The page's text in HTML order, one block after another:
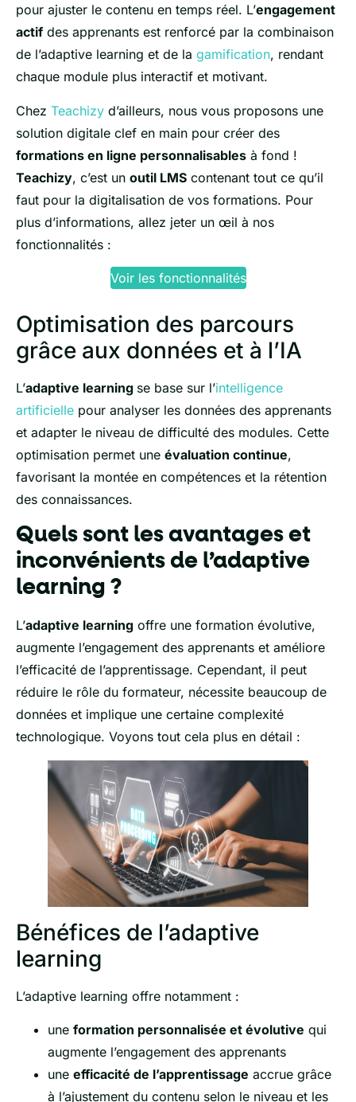
pour ajuster le contenu en temps réel. L’engagement
actifdes apprenants est renforcé par la combinaison
de l’adaptive learning et de la gamification, rendant
chaque module plus interactif et motivant.
Chez Teachizy d’ailleurs, nous vous proposons une
solution digitale clef en main pour créer des
formations en ligne personnalisables à fond !
Teachizy, c’est un outil LMS contenant tout ce qu’il
faut pour la digitalisation de vos formations. Pour
plus d’informations, allez jeter un œil à nos
fonctionnalités :
Voir les fonctionnalités
Optimisation des parcours
grâce aux données et à l’IA
L’adaptive learning se base sur l’intelligence
artificielle pour analyser les données des apprenants
et adapter le niveau de difficulté des modules. Cette
optimisation permet une évaluation continue,
favorisant la montée en compétences et la rétention
des connaissances.
Quels sont les avantages et
inconvénients de l’adaptive
learning ?
L’adaptive learning offre une formation évolutive,
augmente l’engagement des apprenants et améliore
l’efficacité de l’apprentissage. Cependant, il peut
réduire le rôle du formateur, nécessite beaucoup de
données et implique une certaine complexité
technologique. Voyons tout cela plus en détail :
Bénéfices de l’adaptive
learning
L’adaptive learning offre notamment :
une formation personnalisée et évolutive qui
augmente l’engagement des apprenants
une efficacité de l’apprentissage accrue grâce
à l’ajustement du contenu selon le niveau et les